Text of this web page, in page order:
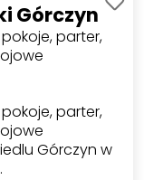
Górczyn
parter,
parter,
Górczyn w